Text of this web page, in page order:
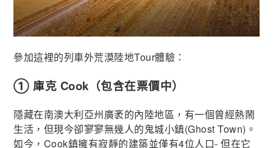
參加這裡的列車外荒漠陸地Tour體驗：
① 庫克 Cook（包含在票價中）
隱藏在南澳大利亞州廣袤的內陸地區，有一個曾經熱鬧
生活，但現今卻寥寥無幾人的鬼城小鎮(Ghost Town)。
如今，Cook鎮擁有寂靜的建築並僅有4位人口- 但在它